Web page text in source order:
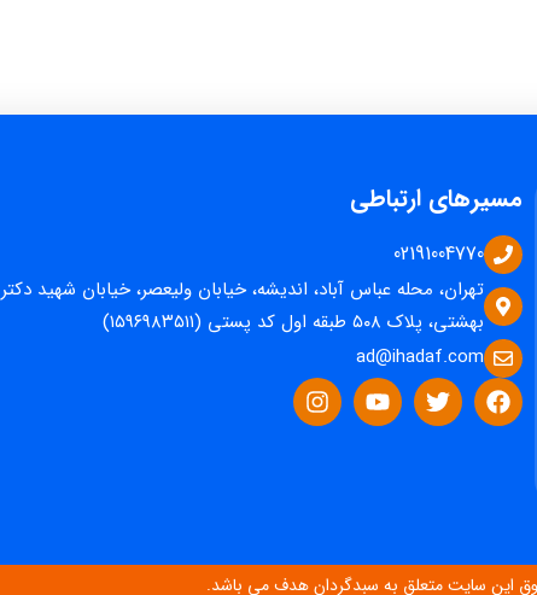
مسیرهای ارتباطی
02191004770
تهران، محله عباس آباد، اندیشه، خیابان ولیعصر، خیابان شهید دکتر
بهشتی، پلاک ۵۰۸ طبقه اول کد پستی (۱۵۹۶۹۸۳۵۱۱)
ad@ihadaf.com
این سایت متعلق به سبدگردان هدف می باشد.